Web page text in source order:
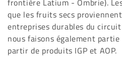
que les fruits secs
entreprises durables du
nous faisons également
partir de produits IGP et AOP.